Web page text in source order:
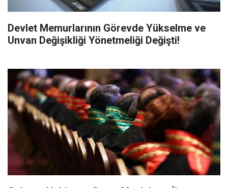
Devlet Memurlarının Görevde Yükselme ve
Unvan Değişikliği Yönetmeliği Değişti!